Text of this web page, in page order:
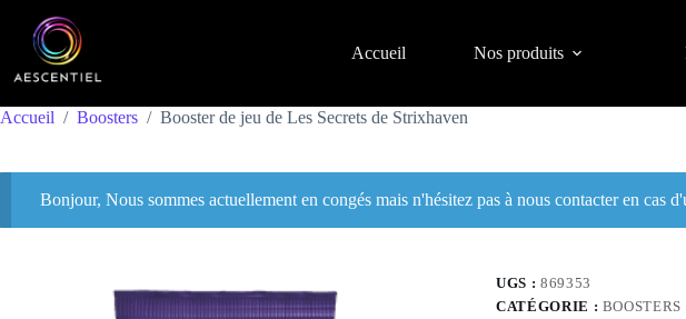
Accueil Nos produits
Accueil / Boosters / Booster de jeu de Les Secrets de Strixhaven
Bonjour, Nous sommes actuellement en congés mais n'hésitez pas à nous contacter en cas
UGS : 869353
CATÉGORIE : BOOSTERS